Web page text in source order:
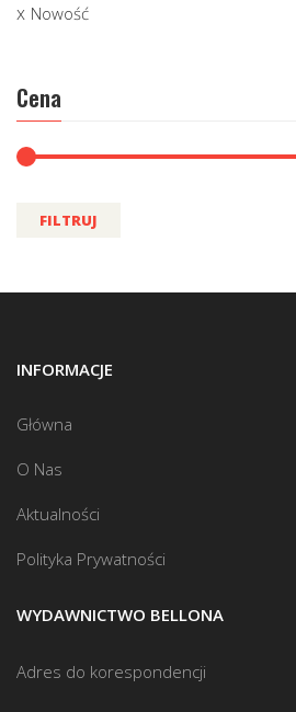
Nowość
Cena
FILTRUJ
INFORMACJE
Główna
O Nas
Aktualności
Polityka Prywatności
WYDAWNICTWO BELLONA
Adres do korespondencji